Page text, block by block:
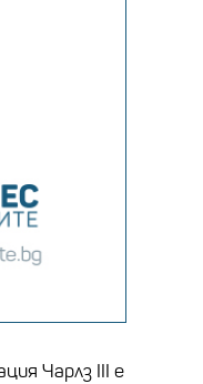
Чарлз III е